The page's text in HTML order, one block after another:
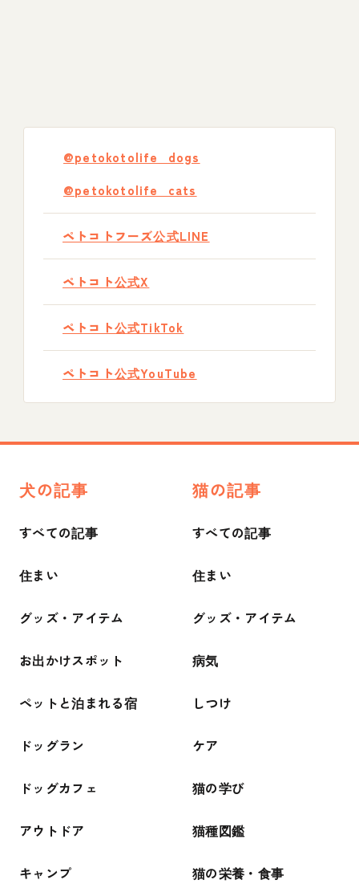
@petokotolife_dogs
@petokotolife_cats
ペトコトフーズ公式LINE
ペトコト公式X
ペトコト公式TikTok
ペトコト公式YouTube
犬の記事
すべての記事
住まい
グッズ・アイテム
お出かけスポット
ペットと泊まれる宿
ドッグラン
ドッグカフェ
アウトドア
キャンプ
猫の記事
すべての記事
住まい
グッズ・アイテム
病気
しつけ
ケア
猫の学び
猫種図鑑
猫の栄養・食事